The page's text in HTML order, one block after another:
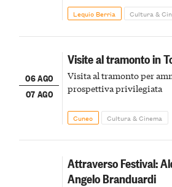
Lequio Berria Cultura &
06 AGO
07 AGO
Visite al tramonto in
Visita al tramonto per
prospettiva privilegiata
Cuneo Cultura & Cinema
Attraverso Festival:
Angelo Branduardi